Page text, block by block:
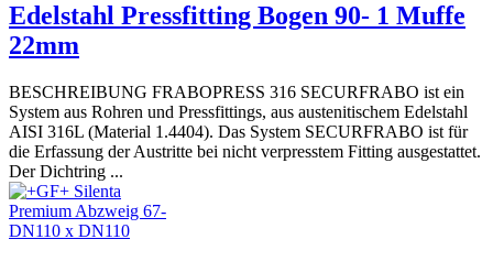
Edelstahl Pressfitting Bogen 90- 1 Muffe
22mm
BESCHREIBUNG FRABOPRESS 316 SECURFRABO ist ein
System aus Rohren und Pressfittings, aus austenitischem Edelstahl
AISI 316L (Material 1.4404). Das System SECURFRABO ist für
die Erfassung der Austritte bei nicht verpresstem Fitting ausgestattet.
Der Dichtring ...